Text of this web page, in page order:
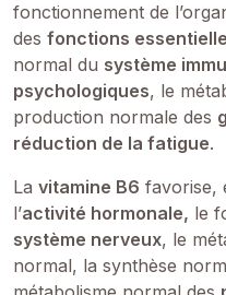
fonctionnement de
des fonctions
normal du système
psychologiques, le
production normale des
réduction de la fatigue.
La vitamine B6 favorise,
l’activité hormonale, le
système nerveux, le
normal, la synthèse